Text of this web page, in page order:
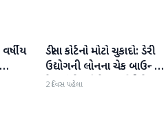
બનાસકાંઠા
ડીસા કોર્ટનો મોટો ચુકાદો: ડેરી
ઉદ્યોગની લોનના ચેક બાઉન્સ
કેસમાં વેપારીને 1 વર્ષની કેદ;
2 દિવસ પહેલા